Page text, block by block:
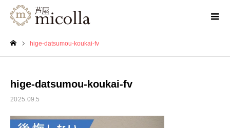
hige-datsumou-koukai-fv
hige-datsumou-koukai-fv
2025.09.5